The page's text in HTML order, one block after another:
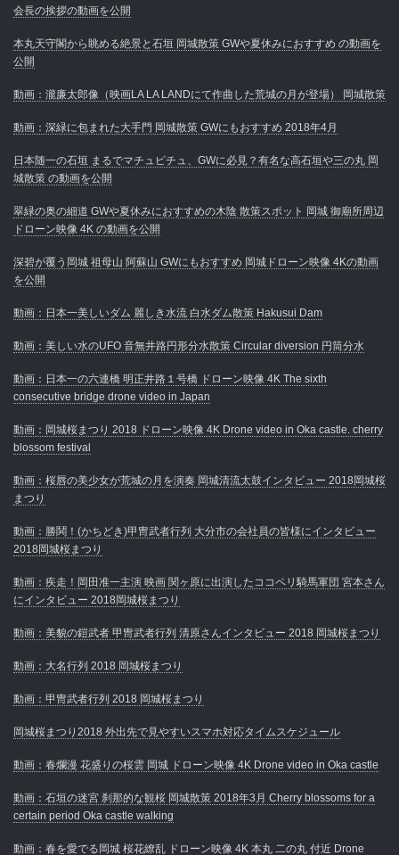
会長の挨拶の動画を公開
本丸天守閣から眺める絶景と石垣 岡城散策 GWや夏休みにおすすめ の動画を
公開
動画：瀧廉太郎像（映画LA LA LANDにて作曲した荒城の月が登場） 岡城散策
動画：深緑に包まれた大手門 岡城散策 GWにもおすすめ 2018年4月
日本随一の石垣 まるでマチュピチュ、GWに必見？有名な高石垣や三の丸 岡
城散策 の動画を公開
翠緑の奥の細道 GWや夏休みにおすすめの木陰 散策スポット 岡城 御廟所周辺
ドローン映像 4K の動画を公開
深碧が覆う岡城 祖母山 阿蘇山 GWにもおすすめ 岡城ドローン映像 4Kの動画
を公開
動画：日本一美しいダム 麗しき水流 白水ダム散策 Hakusui Dam
動画：美しい水のUFO 音無井路円形分水散策 Circular diversion 円筒分水
動画：日本一の六連橋 明正井路１号橋 ドローン映像 4K The sixth
consecutive bridge drone video in Japan
動画：岡城桜まつり 2018 ドローン映像 4K Drone video in Oka castle. cherry
blossom festival
動画：桜唇の美少女が荒城の月を演奏 岡城清流太鼓インタビュー 2018岡城桜
まつり
動画：勝鬨！(かちどき)甲冑武者行列 大分市の会社員の皆様にインタビュー
2018岡城桜まつり
動画：疾走！岡田准一主演 映画 関ヶ原に出演したココペリ騎馬軍団 宮本さん
にインタビュー 2018岡城桜まつり
動画：美貌の鎧武者 甲冑武者行列 清原さんインタビュー 2018 岡城桜まつり
動画：大名行列 2018 岡城桜まつり
動画：甲冑武者行列 2018 岡城桜まつり
岡城桜まつり2018 外出先で見やすいスマホ対応タイムスケジュール
動画：春爛漫 花盛りの桜雲 岡城 ドローン映像 4K Drone video in Oka castle
動画：石垣の迷宮 刹那的な観桜 岡城散策 2018年3月 Cherry blossoms for a
certain period Oka castle walking
動画：春を愛でる岡城 桜花繚乱 ドローン映像 4K 本丸 二の丸 付近 Drone